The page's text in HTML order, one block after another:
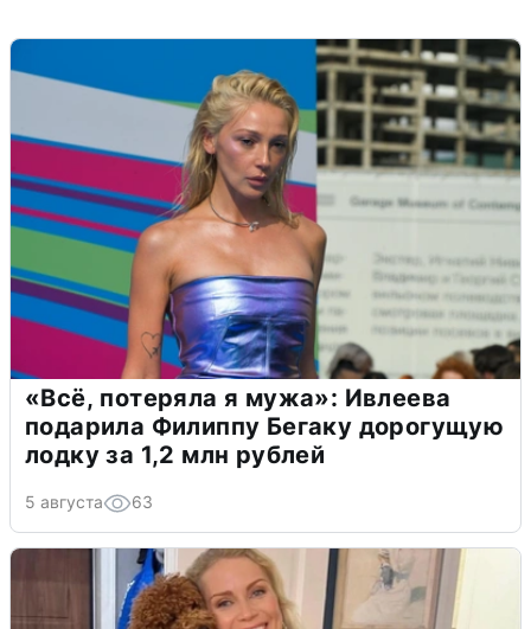
«Всё, потеряла я мужа»: Ивлеева
подарила Филиппу Бегаку дорогущую
лодку за 1,2 млн рублей
5 августа 63